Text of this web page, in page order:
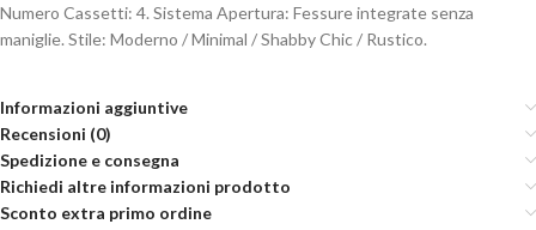
Numero Cassetti: 4. Sistema Apertura: Fessure integrate senza
maniglie. Stile: Moderno / Minimal / Shabby Chic / Rustico.
Informazioni aggiuntive
Recensioni (0)
Spedizione e consegna
Richiedi altre informazioni prodotto
Sconto extra primo ordine